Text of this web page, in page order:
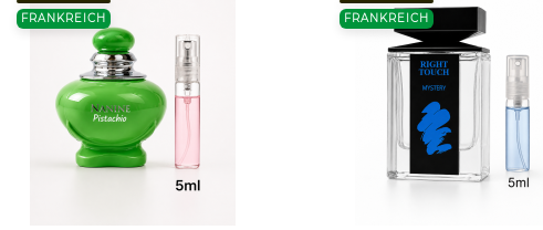
FRANKREICH FRANKREICH